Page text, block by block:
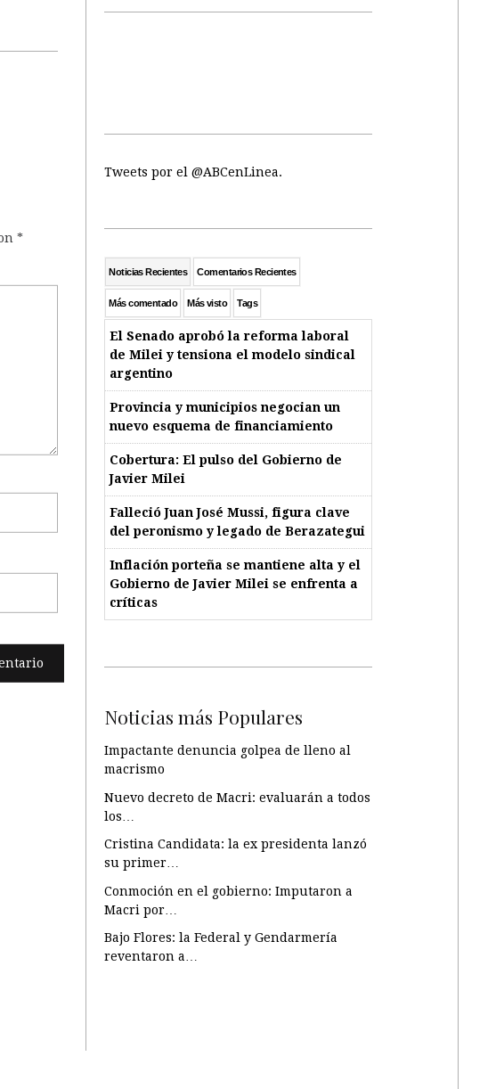
*
Tweets por el @ABCenLinea.
Noticias Recientes Comentarios Recientes
Más comentado Más visto Tags
El Senado aprobó la reforma laboral
de Milei y tensiona el modelo sindical
argentino
Provincia y municipios negocian un
nuevo esquema de financiamiento
Cobertura: El pulso del Gobierno de
Javier Milei
Falleció Juan José Mussi, figura clave
del peronismo y legado de Berazategui
Inflación porteña se mantiene alta y el
Gobierno de Javier Milei se enfrenta a
críticas
Noticias más Populares
Impactante denuncia golpea de lleno al
macrismo
Nuevo decreto de Macri: evaluarán a todos
los…
Cristina Candidata: la ex presidenta lanzó
su primer…
Conmoción en el gobierno: Imputaron a
Macri por…
Bajo Flores: la Federal y Gendarmería
reventaron a…